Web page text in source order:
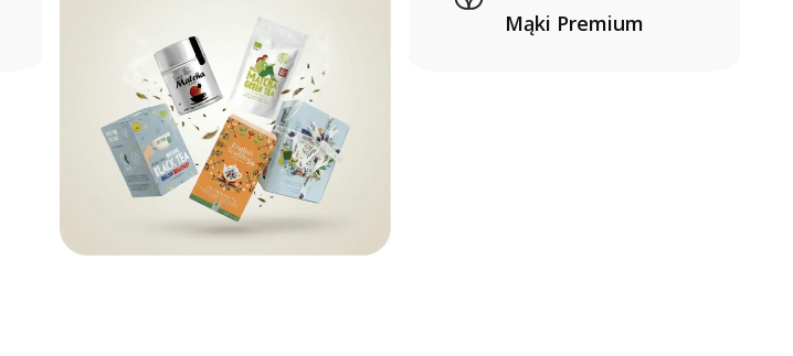
Mąki Premium